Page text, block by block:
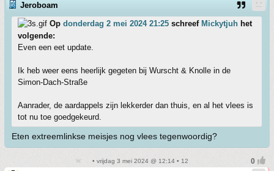
Jeroboam
Op donderdag 2 mei 2024 21:25 schreef Mickytjuh het
volgende:
Even een eet update.
Ik heb weer eens heerlijk gegeten bij Wurscht & Knolle in de
Simon-Dach-Straße
Aanrader, de aardappels zijn lekkerder dan thuis, en al het vlees is
tot nu toe goedgekeurd.
Eten extreemlinkse meisjes nog vlees tegenwoordig?
• vrijdag 3 mei 2024 @ 12:14 • 12